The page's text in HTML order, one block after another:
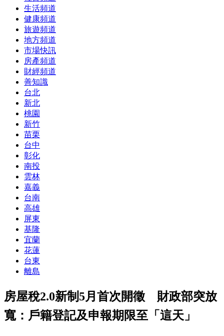
生活頻道
健康頻道
旅遊頻道
地方頻道
市場快訊
房產頻道
財經頻道
善知識
台北
新北
桃園
新竹
苗栗
台中
彰化
南投
雲林
嘉義
台南
高雄
屏東
基隆
宜蘭
花蓮
台東
離島
房屋稅2.0新制5月首次開徵 財政部突放
寬：戶籍登記及申報期限至「這天」